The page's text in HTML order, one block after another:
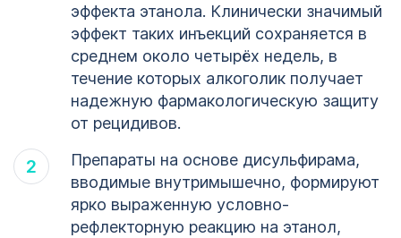
эффекта этанола. Клинически значимый
эффект таких инъекций сохраняется в
среднем около четырёх недель, в
течение которых алкоголик получает
надежную фармакологическую защиту
от рецидивов.
Препараты на основе дисульфирама,
вводимые внутримышечно, формируют
ярко выраженную условно-
рефлекторную реакцию на этанол,